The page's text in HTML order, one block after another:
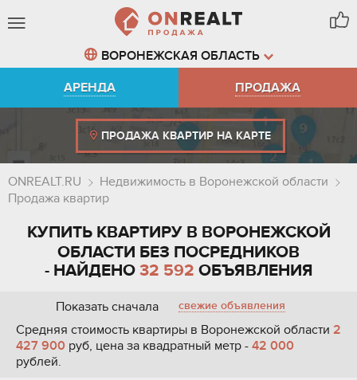
ВОРОНЕЖСКАЯ ОБЛАСТЬ
АРЕНДА
ПРОДАЖА
ПРОДАЖА КВАРТИР НА КАРТЕ
ONREALT.RU
Недвижимость в Воронежской области
Продажа квартир
КУПИТЬ КВАРТИРУ В ВОРОНЕЖСКОЙ
ОБЛАСТИ БЕЗ ПОСРЕДНИКОВ
- НАЙДЕНО 32 592 ОБЪЯВЛЕНИЯ
Показать сначала свежие объявления
Средняя стоимость квартиры в Воронежской области 2
427 900 руб, цена за квадратный метр - 42 000
рублей.